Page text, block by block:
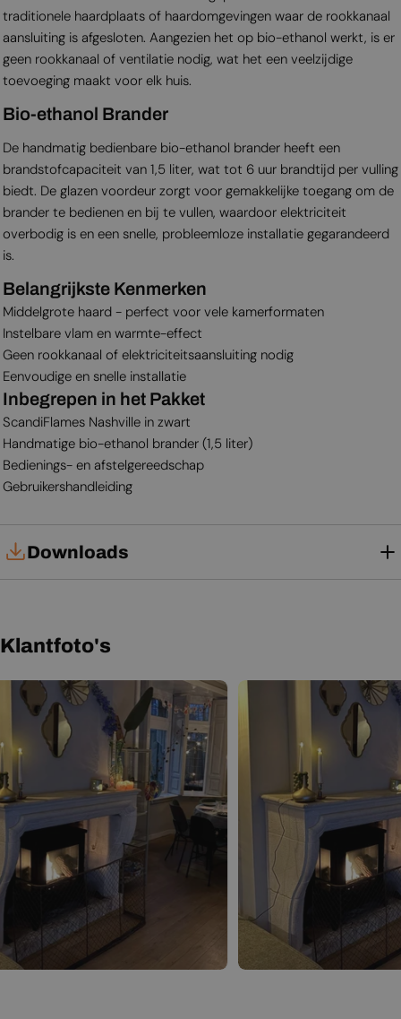
traditionele haardplaats of haardomgevingen waar de rookkanaal
aansluiting is afgesloten. Aangezien het op bio-ethanol werkt, is er
geen rookkanaal of ventilatie nodig, wat het een veelzijdige
toevoeging maakt voor elk huis.
Bio-ethanol Brander
De handmatig bedienbare bio-ethanol brander heeft een
brandstofcapaciteit van 1,5 liter, wat tot 6 uur brandtijd per vulling
biedt. De glazen voordeur zorgt voor gemakkelijke toegang om de
brander te bedienen en bij te vullen, waardoor elektriciteit
overbodig is en een snelle, probleemloze installatie gegarandeerd
is.
Belangrijkste Kenmerken
Middelgrote haard - perfect voor vele kamerformaten
Instelbare vlam en warmte-effect
Geen rookkanaal of elektriciteitsaansluiting nodig
Eenvoudige en snelle installatie
Inbegrepen in het Pakket
ScandiFlames Nashville in zwart
Handmatige bio-ethanol brander (1,5 liter)
Bedienings- en afstelgereedschap
Gebruikershandleiding
Downloads
Klantfoto's